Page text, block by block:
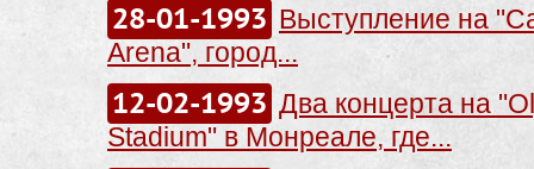
28-01-1993 Выступление на
Arena", город...
12-02-1993 Два концерта на
Stadium" в Монреале, где...